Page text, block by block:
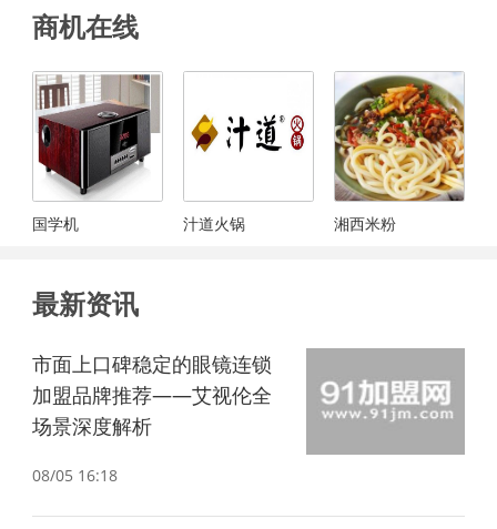
商机在线
国学机 汁道火锅 湘西米粉
最新资讯
市面上口碑稳定的眼镜连锁
加盟品牌推荐——艾视伦全
场景深度解析
08/05 16:18
闭